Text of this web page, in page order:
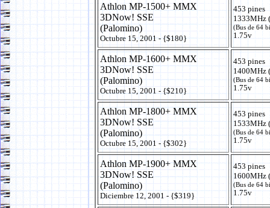
Athlon MP-1500+ MMX
3DNow! SSE
(Palomino)
Octubre 15, 2001 - {$180}
453 pines
1333MHz
(Bus de 64
1.75v
Athlon MP-1600+ MMX
3DNow! SSE
(Palomino)
Octubre 15, 2001 - {$210}
453 pines
1400MHz
(Bus de 64
1.75v
Athlon MP-1800+ MMX
3DNow! SSE
(Palomino)
Octubre 15, 2001 - {$302}
453 pines
1533MHz
(Bus de 64
1.75v
Athlon MP-1900+ MMX
3DNow! SSE
(Palomino)
Diciembre 12, 2001 - {$319}
453 pines
1600MHz
(Bus de 64
1.75v